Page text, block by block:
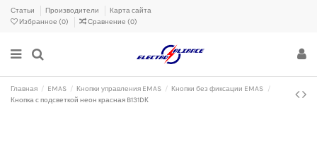
Статьи Производители
Карта сайта
Избранное (0) Сравнение (0)
Главная EMAS Кнопки управления EMAS
Кнопки без фиксации EMAS
Кнопка с подсветкой неон красная B131DК